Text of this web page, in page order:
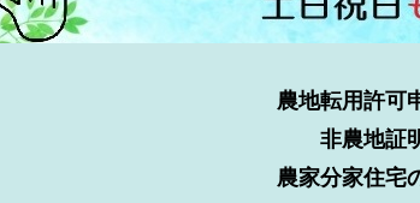
農地転用許可
非農地証
農家分家住宅